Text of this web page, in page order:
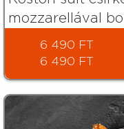
mozzarellával
6 490 FT
6 490 FT